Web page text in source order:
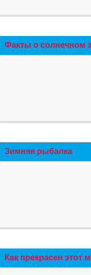
Факты о солнечном
Зимняя рыбалка
Как прекрасен этот